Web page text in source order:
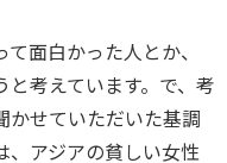
面白かった人とか、
と考えています。で、考
かせていただいた基調
、アジアの貧しい女性